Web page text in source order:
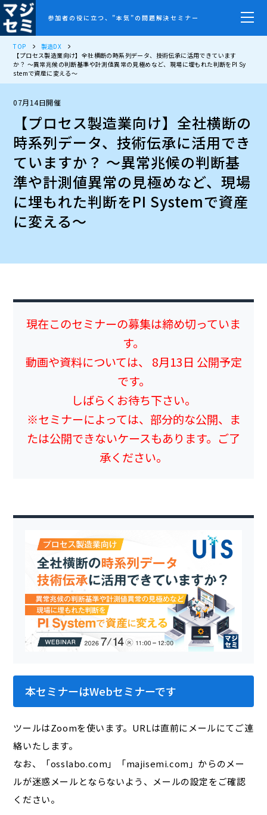
参加者の役に立つ、”本気”の問題解決セミナー
TOP
製造DX
【プロセス製造業向け】全社横断の時系列データ、技術伝承に活用できています
か？ ～異常兆候の判断基準や計測値異常の見極めなど、現場に埋もれた判断をPI Sy
stemで資産に変える～
07月14日開催
【プロセス製造業向け】全社横断の
時系列データ、技術伝承に活用でき
ていますか？ ～異常兆候の判断基
準や計測値異常の見極めなど、現場
に埋もれた判断をPI Systemで資産
に変える～
現在このセミナーの募集は締め切っていま
す。
動画や資料については、 8月13日 公開予定
です。
しばらくお待ち下さい。
※セミナーによっては、部分的な公開、ま
たは公開できないケースもあります。ご了
承ください。
本セミナーはWebセミナーです
ツールはZoomを使います。URLは直前にメールにてご連
絡いたします。
なお、「osslabo.com」「majisemi.com」からのメー
ルが迷惑メールとならないよう、メールの設定をご確認
ください。